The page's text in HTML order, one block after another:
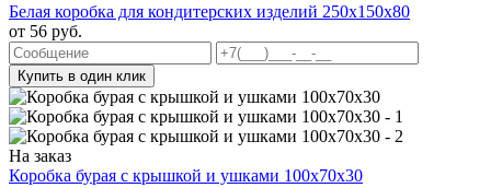
Белая коробка для кондитерских изделий 250x150x80
от 56 руб.
Купить в один клик
На заказ
Коробка бурая с крышкой и ушками 100x70x30